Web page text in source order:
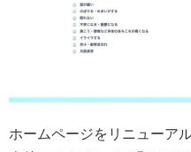
ホームページをリニューアル